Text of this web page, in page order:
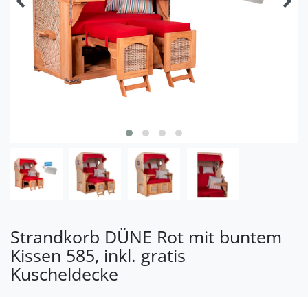
Strandkorb DÜNE Rot mit buntem
Kissen 585, inkl. gratis
Kuscheldecke